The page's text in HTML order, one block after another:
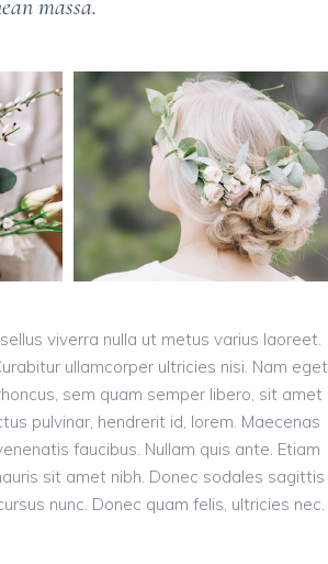
massa.
viverra nulla ut metus varius laoreet.
ullamcorper ultricies nisi. Nam eget
sem quam semper libero, sit amet
pulvinar, hendrerit id, lorem. Maecenas
faucibus. Nullam quis ante. Etiam
sit amet nibh. Donec sodales sagittis
nunc. Donec quam felis, ultricies nec.